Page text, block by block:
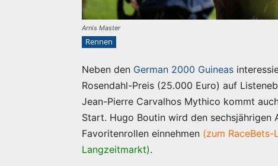
Arnis Master
Rennen
Neben den German 2000 Guineas
Rosendahl-Preis (25.000 Euro) auf
Jean-Pierre Carvalhos Mythico kommt
Start. Hugo Boutin wird den
Favoritenrollen einnehmen (zum
Langzeitmarkt).